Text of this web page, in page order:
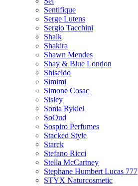
Sentifique
Serge Lutens
Sergio Tacchini
Shaik
Shakira
Shawn Mendes
Shay & Blue London
Shiseido
Simimi
Simone Cosac
Sisley
Sonia Rykiel
SoOud
Sospiro Perfumes
Stacked Style
Starck
Stefano Ricci
Stella McCartney
Stephane Humbert Lucas 777
STYX Naturсosmetic